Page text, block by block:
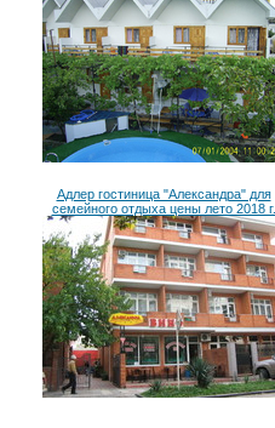
Адлер гостиница "Александра" для
семейного отдыха цены лето 2018 г.